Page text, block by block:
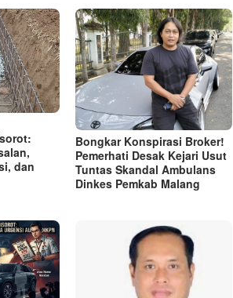
dan
Bongkar Konspirasi Broker!
Pemerhati Desak Kejari Usut
Tuntas Skandal Ambulans
Dinkes Pemkab Malang